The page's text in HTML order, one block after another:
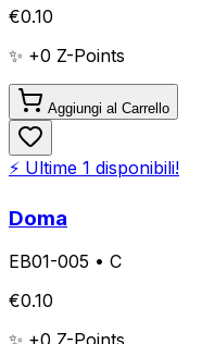
€0.10
✨ +0 Z-Points
Aggiungi al Carrello
⚡ Ultime 1 disponibili!
Doma
EB01-005 • C
€0.10